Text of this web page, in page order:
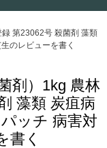
第23062号 殺菌剤 藻類
のレビューを書く
剤）1kg 農林
藻類 炭疽病
ッチ 病害対
書く